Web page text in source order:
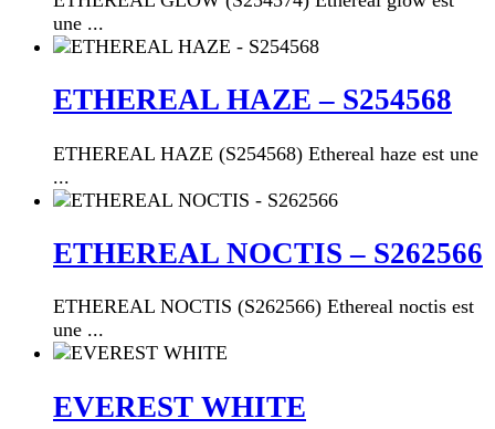
une ...
ETHEREAL HAZE – S254568
ETHEREAL HAZE (S254568) Ethereal haze est une
...
ETHEREAL NOCTIS – S262566
ETHEREAL NOCTIS (S262566) Ethereal noctis est
une ...
EVEREST WHITE